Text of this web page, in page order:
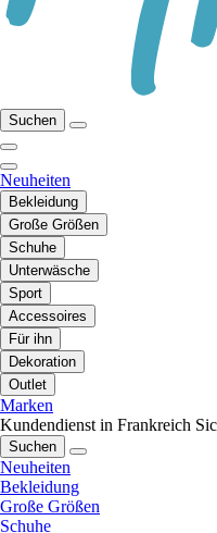
Suchen
Neuheiten
Bekleidung
Große Größen
Schuhe
Unterwäsche
Sport
Accessoires
Für ihn
Dekoration
Outlet
Marken
Kundendienst in Frankreich
Suchen
Neuheiten
Bekleidung
Große Größen
Schuhe